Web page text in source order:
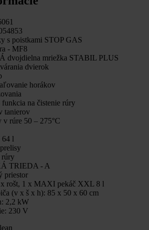
s poistkami STOP GAS
- MF8
dvojdielna mriežka STABIL PLUS
dvierok
horákov
na čistenie rúry
tanierov
v rúre 50 – 275°C
l
rúry
TRIEDA - A
priestor
x rošt, 1 x MAXI pekáč XXL 8 l
(v x š x h): 85 x 50 x 60 cm
2,2 kW
230 V